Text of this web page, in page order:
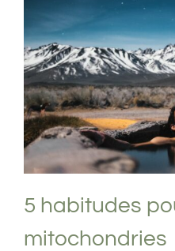
5 habitudes
Exercice physique
Intermittent
5 habitudes
mitochondries